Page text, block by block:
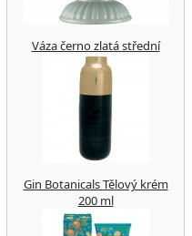
Váza černo zlatá střední
Gin Botanicals Tělový krém
200 ml